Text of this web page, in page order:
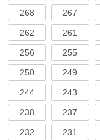
268 267
262 261
256 255
250 249
244 243
238 237
232 231